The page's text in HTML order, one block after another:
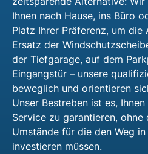
Ihnen nach Hause, ins Büro
Platz Ihrer Präferenz, um die
Ersatz der
der Tiefgarage, auf dem
Eingangstür – unsere
beweglich und orientieren
Unser Bestreben ist es,
Service zu garantieren, ohne
Umstände für die den Weg
investieren müssen.